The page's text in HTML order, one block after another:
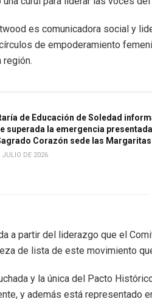
es comunicadora social y
de empoderamiento
de Educación de Soledad
superada la emergencia
Corazón sede las Margaritas
DE 2026
a partir del liderazgo que el
de lista de este movimiento
y la única del Pacto
y además está representado